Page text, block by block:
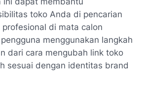
toko Anda di pencarian
di mata calon
menggunakan langkah
dari cara mengubah link toko
sesuai dengan identitas brand